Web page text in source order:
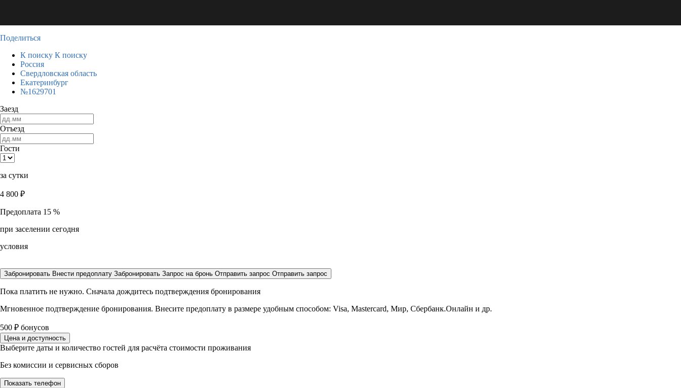
Поделиться
К поиску К поиску
Россия
Свердловская область
Екатеринбург
№1629701
Заезд
Отъезд
Гости
за сутки
4 800 ₽
Предоплата 15 %
при заселении сегодня
условия
Забронировать Внести предоплату Забронировать Запрос на бронь Отправить запрос Отправить запрос
Пока платить не нужно. Сначала дождитесь подтверждения бронирования
Мгновенное подтверждение бронирования. Внесите предоплату в размере удобным способом: Visa, Mastercard, Мир, Сбербанк.Онлайн и др.
500 ₽ бонусов
Цена и доступность
Выберите даты и количество гостей для расчёта стоимости проживания
Без комиссии и сервисных сборов
Показать телефон